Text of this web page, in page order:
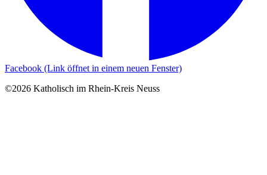
Facebook (Link öffnet in einem neuen Fenster)
©2026 Katholisch im Rhein-Kreis Neuss